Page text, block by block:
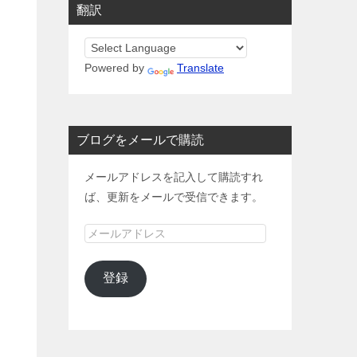
翻訳
Powered by Translate
ブログをメールで購読
メールアドレスを記入して購読すれ
ば、更新をメールで受信できます。
メ
ル
ア
登録